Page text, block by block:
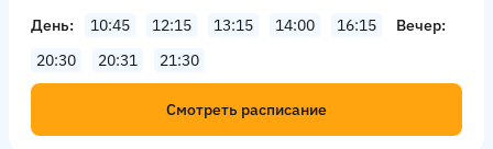
День 10:45 12:15 13:15 14:00 16:15
Вечер
20:30
20:31 21:30
Смотреть расписание